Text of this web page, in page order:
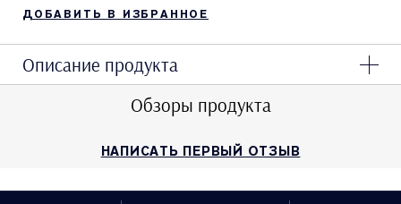
ДОБАВИТЬ В ИЗБРАННОЕ
Описание продукта
Обзоры продукта
НАПИСАТЬ ПЕРВЫЙ ОТЗЫВ